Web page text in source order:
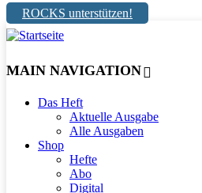
ROCKS unterstützen!
MAIN NAVIGATION
Das Heft
Aktuelle Ausgabe
Alle Ausgaben
Shop
Hefte
Abo
Digital